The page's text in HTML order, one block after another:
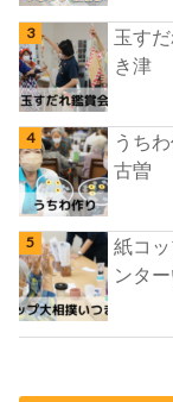
玉す
き津
うち
古曽
紙コ
ンタ